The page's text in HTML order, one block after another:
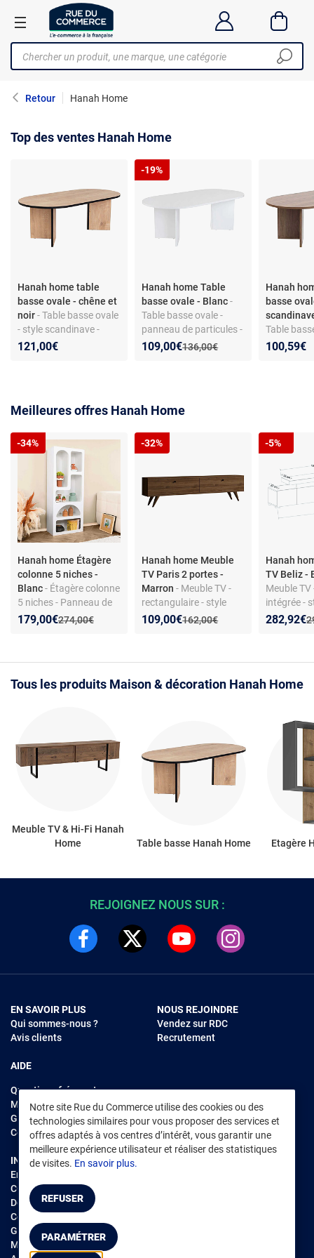
Retour Hanah Home
Top des ventes Hanah Home
Hanah home table
basse ovale - chêne et
noir- Table basse ovale
- style scandinave -
aggloméré - bicolore
121,00€
Hanah home Table
basse ovale - Blanc-
Table basse ovale -
panneau de particules -
style scandinave
Ancien prix :
136,00€
Nouveau prix :
109,00€
Réduction de :
-19%
Hanah
basse
Table
Style
100,59€
Meilleures offres Hanah Home
Hanah home Étagère
colonne 5 niches -
Blanc- Étagère colonne
5 niches - Panneau de
particules - Style design
Ancien prix :
274,00€
Nouveau prix :
179,00€
Réduction de :
-34%
Hanah home Meuble
TV Paris 2 portes -
Marron - Meuble TV -
rectangulaire - style
scandinave - en
Ancien prix :
162,00€
Nouveau prix :
109,00€
Réduction de :
-32%
Hanah
TV Beliz -
Meuble TV
intégrée -
Nouveau
282,92€
-5%
Tous les produits Maison & décoration Hanah Home
Meuble TV & Hi-Fi Hanah
Home
Table basse Hanah Home Etagère
REJOIGNEZ NOUS SUR :
EN SAVOIR PLUS
Qui sommes-nous ?
Avis clients
AIDE
Questions fréquentes
Modes de règlements
Garantie et retours
Contacter Rue du Commerce
NOUS REJOINDRE
Vendez sur RDC
Recrutement
INFORMATIONS LÉGALES
Environnement
CGV /CGU Marketplace
Données personnelles
Cookies
Gérer mes cookies
Mentions légales
Notre site Rue du Commerce utilise des cookies ou des
technologies similaires pour vous proposer des services et
offres adaptés à vos centres d’intérêt, vous garantir une
meilleure expérience utilisateur et réaliser des statistiques
de visites. En savoir plus.
REFUSER
PARAMÉTRER